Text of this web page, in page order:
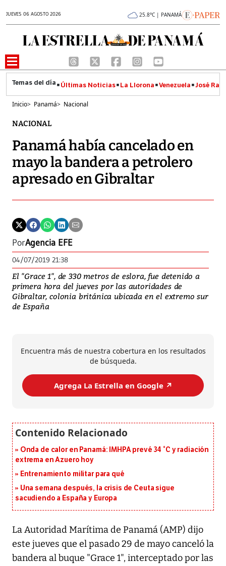
JUEVES 06 AGOSTO 2026 25.8°C | PANAMÁ
Últimas Noticias La Llorona Venezuela José
Inicio> Panamá> Nacional
NACIONAL
Panamá había cancelado en
mayo la bandera a petrolero
apresado en Gibraltar
PorAgencia EFE
04/07/2019 21:38
El "Grace 1", de 330 metros de eslora, fue detenido a
primera hora del jueves por las autoridades de
Gibraltar, colonia británica ubicada en el extremo sur
de España
Encuentra más de nuestra cobertura en los resultados
de búsqueda.
Agrega La Estrella en Google ↗️
Onda de calor en Panamá: IMHPA prevé 34 °C y radiación
extrema en Azuero hoy
Entrenamiento militar para qué
Una semana después, la crisis de Ceuta sigue
sacudiendo a España y Europa
La Autoridad Marítima de Panamá (AMP) dijo
este jueves que el pasado 29 de mayo canceló la
bandera al buque "Grace 1", interceptado por las